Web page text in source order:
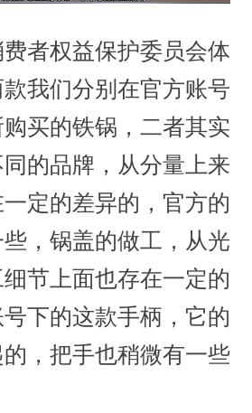
权益保护委员会体
我们分别在官方账号
买的铁锅，二者其实
的品牌，从分量上来
定的差异的，官方的
，锅盖的做工，从光
节上面也存在一定的
下的这款手柄，它的
，把手也稍微有一些